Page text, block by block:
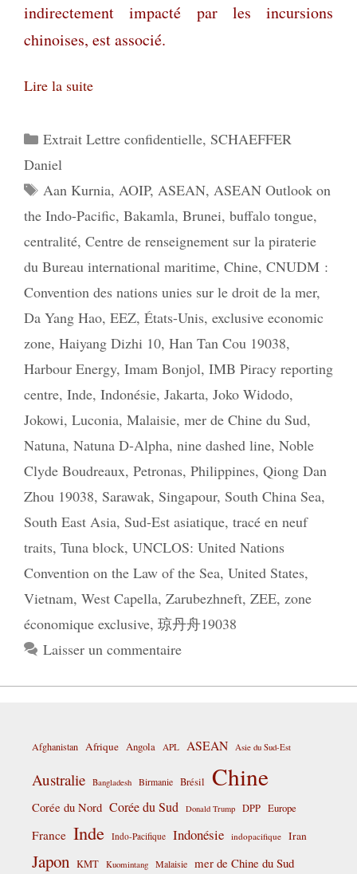
indirectement impacté par les incursions
chinoises, est associé.
Lire la suite
Catégories
Extrait Lettre confidentielle, SCHAEFFER
Daniel
Étiquettes
Aan Kurnia, AOIP, ASEAN, ASEAN Outlook on
the Indo-Pacific, Bakamla, Brunei, buffalo tongue,
centralité, Centre de renseignement sur la piraterie
du Bureau international maritime, Chine, CNUDM :
Convention des nations unies sur le droit de la mer,
Da Yang Hao, EEZ, États-Unis, exclusive economic
zone, Haiyang Dizhi 10, Han Tan Cou 19038,
Harbour Energy, Imam Bonjol, IMB Piracy reporting
centre, Inde, Indonésie, Jakarta, Joko Widodo,
Jokowi, Luconia, Malaisie, mer de Chine du Sud,
Natuna, Natuna D-Alpha, nine dashed line, Noble
Clyde Boudreaux, Petronas, Philippines, Qiong Dan
Zhou 19038, Sarawak, Singapour, South China Sea,
South East Asia, Sud-Est asiatique, tracé en neuf
traits, Tuna block, UNCLOS: United Nations
Convention on the Law of the Sea, United States,
Vietnam, West Capella, Zarubezhneft, ZEE, zone
économique exclusive, 琼丹舟19038
Laisser un commentaire
Afghanistan Afrique Angola APL ASEAN Asie du Sud-Est
Australie Bangladesh Birmanie Brésil Chine
Corée du Nord Corée du Sud Donald Trump DPP Europe
France Inde Indo-Pacifique Indonésie indopacifique Iran
Japon KMT Kuomintang Malaisie mer de Chine du Sud